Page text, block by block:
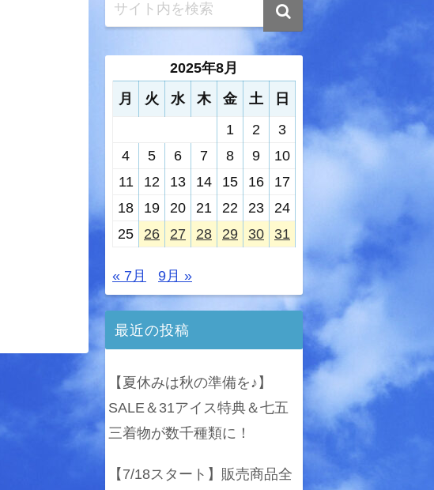
2025年8月
月
火 水 木 金 土
日
1
2
3
4
5 6 7 8 9
10
11
12 13 14 15 16
17
18
19 20 21 22 23
24
25
26 27 28 29 30 31
« 7月 9月 »
最近の投稿
【夏休みは秋の準備を♪】
SALE＆31アイス特典＆七五
三着物が数千種類に！
【7/18スタート】販売商品全